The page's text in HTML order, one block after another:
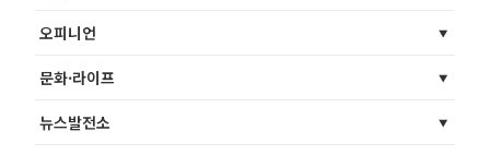
오피니언
문화·라이프
뉴스발전소